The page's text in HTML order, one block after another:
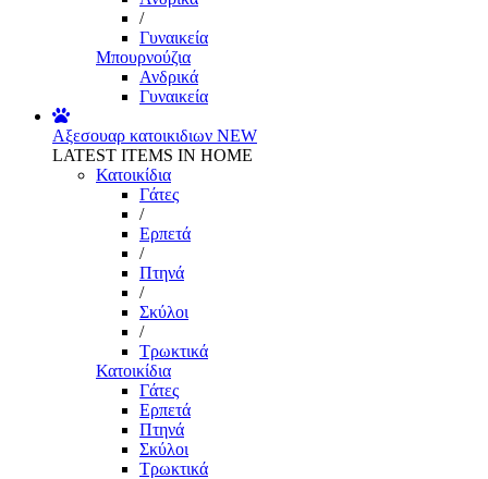
/
Γυναικεία
Μπουρνούζια
Ανδρικά
Γυναικεία
Αξεσουαρ κατοικιδιων NEW
LATEST ITEMS IN HOME
Κατοικίδια
Γάτες
/
Ερπετά
/
Πτηνά
/
Σκύλοι
/
Τρωκτικά
Κατοικίδια
Γάτες
Ερπετά
Πτηνά
Σκύλοι
Τρωκτικά